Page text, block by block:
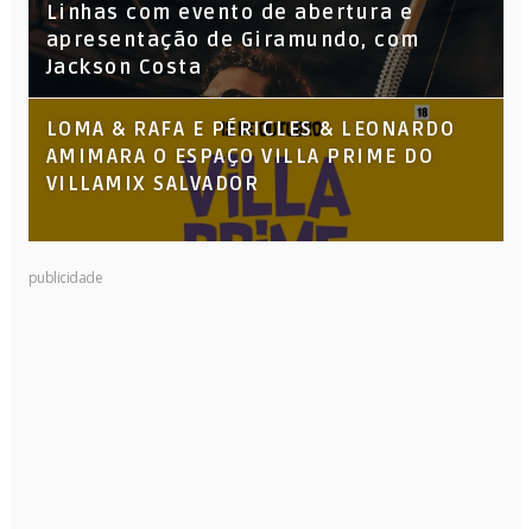
Linhas com evento de abertura e
apresentação de Giramundo, com
Jackson Costa
LOMA & RAFA E PÉRICLES & LEONARDO
AMIMARA O ESPAÇO VILLA PRIME DO
VILLAMIX SALVADOR
publicidade